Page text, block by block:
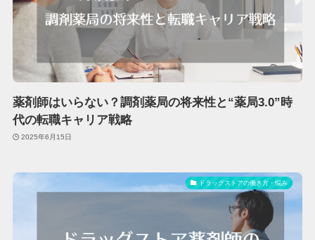
薬剤師はいらない？調剤薬局の将来性と“薬局3.0”時
代の転職キャリア戦略
2025年6月15日
ドラッグストアの働き方・悩み